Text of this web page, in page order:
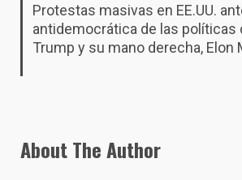
Protestas masivas en EE.UU.
antidemocrática de las políticas
Trump y su mano derecha, Elon
About The Author